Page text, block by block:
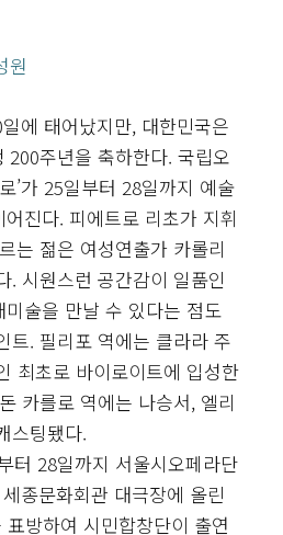
원
에 태어났지만, 대한민국은
주년을 축하한다. 국립오
’가 25일부터 28일까지 예술
진다. 피에트로 리초가 지휘
는 젊은 여성연출가 카롤리
. 시원스런 공간감이 일품인
술을 만날 수 있다는 점도
트. 필리포 역에는 클라라 주
최초로 바이로이트에 입성한
카를로 역에는 나승서, 엘리
스팅됐다.
터 28일까지 서울시오페라단
종문화회관 대극장에 올린
표방하여 시민합창단이 출연